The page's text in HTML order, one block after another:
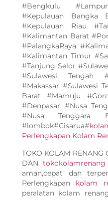
#Bengkulu
#Kepulauan Bangka
#Kepulauan Riau
#Kalimantan Barat
#PalangkaRaya
#Kalimantan Timur
#Tanjung Selor
#Sulawesi Tengah
#Makassar #Sulawesi
Barat #Mamuju
#Denpasar #Nusa
#Nusa Tenggara
#lombok#Cisarua#
Perlengkapan Kolam
TOKO KOLAM RENANG
DANtokokolamrenang
aman,cepat dan
Perlengkapan kolam
peralatan kolam